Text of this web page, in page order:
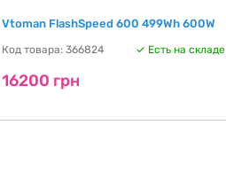
Vtoman FlashSpeed 600 499Wh 600W
Код товара: 366824 Есть на складе
16200 грн